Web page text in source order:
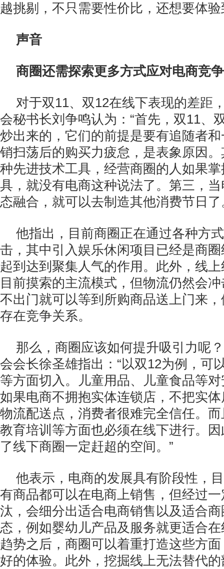
越挑剔，不只需要性价比，还想要体
声音
商圈还需探索更多方式应对电商竞争
对于双11、双12在线下表现的差距
会秘书长刘争鸣认为：“首先，双11、
炒出来的，它们的前提是要有追随者
销扫荡后的购买力疲怠，是表象原因
种先进技术工具，经营商圈的人如果
具，就没有电商这种说法了。第三，
态融合，就可以去制造其他消费节日了
他指出，目前商圈正在通过各种方
击，其中引入娱乐休闲项目已经是商
起到达到聚集人气的作用。此外，线
目前摸索的主流模式，但物流仍然会
不出门就可以等到所购商品送上门来
存在竞争关系。
那么，商圈应该如何提升吸引力呢
会会长徐圣雄指出：“以双12为例，可
等方面切入。儿童用品、儿童食品等
如果电商不拥抱实体连锁店，不把实
物流配送点，消费者很难完全信任。
教育培训等方面也必须在线下进行。
了线下商圈一定赶超的空间。”
他表示，电商的发展具有阶段性，
有商品都可以在电商上销售，但经过
汰，会细分出适合电商销售以及适合
态，例如婴幼儿产品及服务就更适合
趋势之后，商圈可以着重打造这些方
好的体验。此外，挖掘线上无法替代